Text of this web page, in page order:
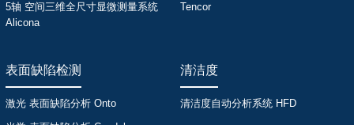
5轴 空间三维全尺寸显微测量系统
Alicona
Tencor
表面缺陷检测
激光 表面缺陷分析 Onto
清洁度
清洁度自动分析系统 HFD